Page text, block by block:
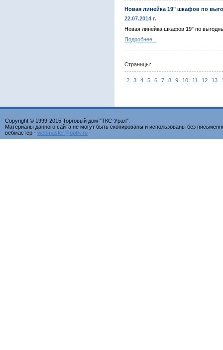
Новая линейка 19" шкафов по
22.07.2014 г.
Новая линейка шкафов 19" по
Подробнее...
Страницы:
2 3 4 5 6 7 8 9 10 11 12 13
Copyright © 1999-2015 Торговый дом "ТКС-Урал".
Материалы данного сайта не могут быть скопированы и использованы без
вебмастер - webmaster@optik.ru